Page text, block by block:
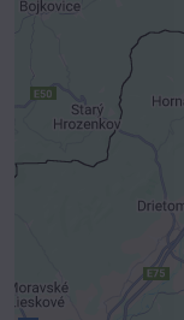
Externý
Prajete si
Povoliť a